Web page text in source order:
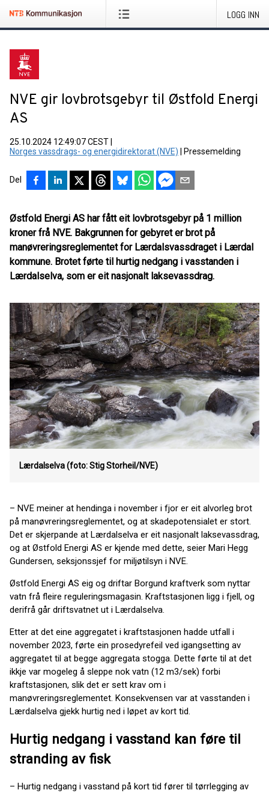
LOGG INN
NVE gir lovbrotsgebyr til Østfold Energi
AS
25.10.2024 12:49:07 CEST
Norges vassdrags- og energidirektorat (NVE)
Pressemelding
Del
Østfold Energi AS har fått eit lovbrotsgebyr på 1 million
kroner frå NVE. Bakgrunnen for gebyret er brot på
manøvreringsreglementet for Lærdalsvassdraget i Lærdal
kommune. Brotet førte til hurtig nedgang i vasstanden i
Lærdalselva, som er eit nasjonalt laksevassdrag.
Lærdalselva (foto: Stig Storheil/NVE)
– NVE meiner at hendinga i november i fjor er eit alvorleg brot
på manøvreringsreglementet, og at skadepotensialet er stort.
Det er skjerpande at Lærdalselva er eit nasjonalt laksevassdrag,
og at Østfold Energi AS er kjende med dette, seier Mari Hegg
Gundersen, seksjonssjef for miljøtilsyn i NVE.
Østfold Energi AS eig og driftar Borgund kraftverk som nyttar
vatn frå fleire reguleringsmagasin. Kraftstasjonen ligg i fjell, og
derifrå går driftsvatnet ut i Lærdalselva.
Etter at det eine aggregatet i kraftstasjonen hadde utfall i
november 2023, førte ein prosedyrefeil ved igangsetting av
aggregatet til at begge aggregata stogga. Dette førte til at det
ikkje var mogeleg å sleppe nok vatn (12 m3/sek) forbi
kraftstasjonen, slik det er sett krav om i
manøvreringsreglementet. Konsekvensen var at vasstanden i
Lærdalselva gjekk hurtig ned i løpet av kort tid.
Hurtig nedgang i vasstand kan føre til
stranding av fisk
– Hurtig nedgang i vasstand på kort tid fører til tørrlegging av